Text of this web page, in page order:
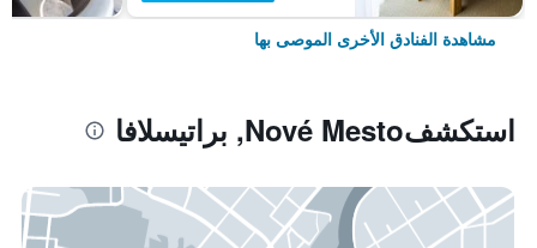
مشاهدة الفنادق الأخرى الموصى بها
استكشفNové Mesto, براتيسلافا